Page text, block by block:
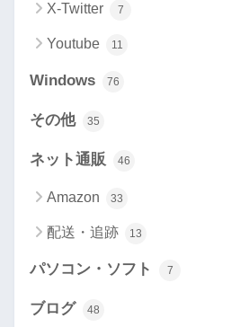
X-Twitter 7
Youtube 11
Windows 76
その他 35
ネット通販 46
Amazon 33
配送・追跡 13
パソコン・ソフト 7
ブログ 48